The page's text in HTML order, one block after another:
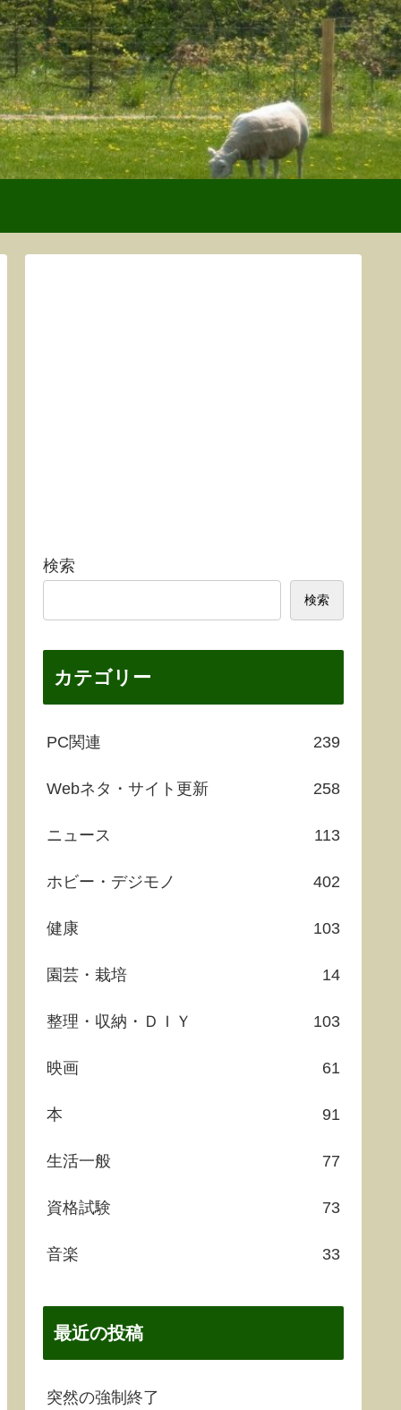
検索
検索
カテゴリー
PC関連 239
Webネタ・サイト更新 258
ニュース 113
ホビー・デジモノ 402
健康 103
園芸・栽培 14
整理・収納・ＤＩＹ 103
映画 61
本 91
生活一般 77
資格試験 73
音楽 33
最近の投稿
突然の強制終了